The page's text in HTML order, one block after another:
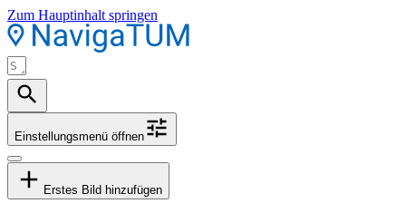
Zum Hauptinhalt springen
Einstellungsmenü öffnen
Erstes Bild hinzufügen